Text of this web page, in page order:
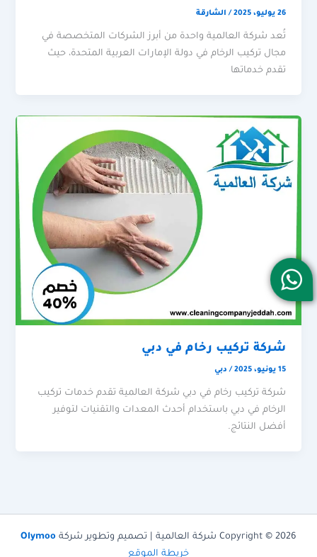
26 يوليو، 2025 / الشارقة
تُعد شركة العالمية واحدة من أبرز الشركات المتخصصة في
مجال تركيب الرخام في دولة الإمارات العربية المتحدة، حيث
تقدم خدماتها
شركة تركيب رخام في دبي
15 يونيو، 2025 / دبي
شركة تركيب رخام في دبي شركة العالمية تقدم خدمات تركيب
الرخام في دبي باستخدام أحدث المعدات والتقنيات لتوفير
أفضل النتائج.
Copyright © 2026 شركة العالمية | تصميم وتطوير شركة
Olymoo
خريطة الموقع